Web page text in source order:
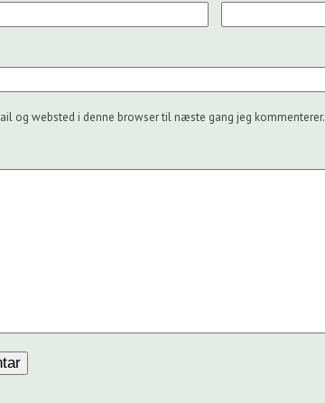
og websted i denne browser til næste gang jeg kommenterer.